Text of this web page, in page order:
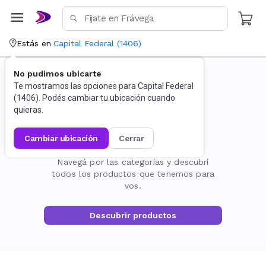
Estás en Capital Federal (1406)
No pudimos ubicarte
Te mostramos las opciones para Capital Federal
(1406). Podés cambiar tu ubicación cuando
quieras.
cambiar ubicación cerrar
La página no existe
Navegá por las categorías y descubrí
todos los productos que tenemos para
vos.
Descubrir productos